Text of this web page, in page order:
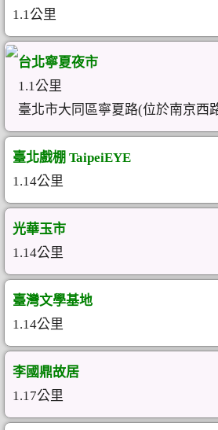
1.1公里
台北寧夏夜市
1.1公里
臺北市大同區寧夏路(位於南京西
臺北戲棚 TaipeiEYE
1.14公里
光華玉市
1.14公里
臺灣文學基地
1.14公里
李國鼎故居
1.17公里